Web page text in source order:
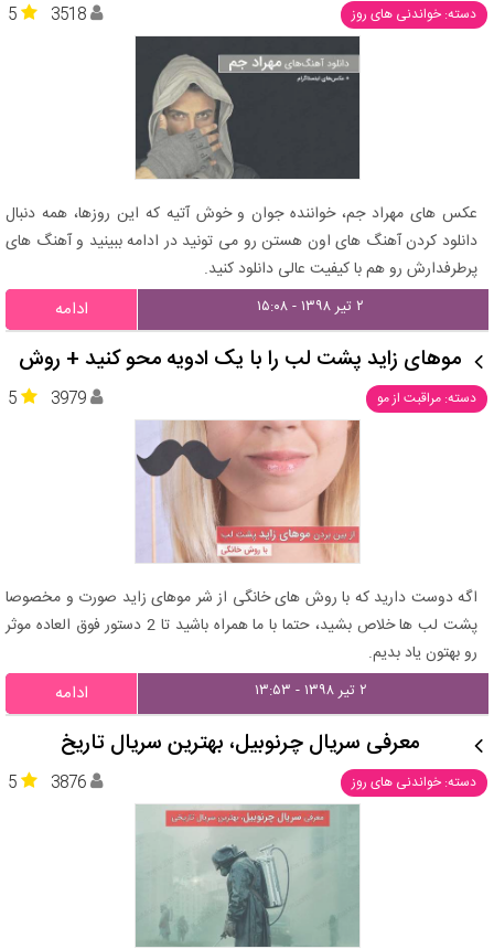
دسته: خواندنی های روز 5 3518
عکس های مهراد جم، خواننده جوان و خوش آتیه که این روزها، همه دنبال
دانلود کردن آهنگ های اون هستن رو می تونید در ادامه ببینید و آهنگ های
پرطرفدارش رو هم با کیفیت عالی دانلود کنید.
۲ تیر ۱۳۹۸ - ۱۵:۰۸ ادامه
موهای زاید پشت لب را با یک ادویه محو کنید + روش
دسته: مراقبت از مو 5 3979
اگه دوست دارید که با روش های خانگی از شر موهای زاید صورت و مخصوصا
پشت لب ها خلاص بشید، حتما با ما همراه باشید تا 2 دستور فوق العاده موثر
رو بهتون یاد بدیم.
۲ تیر ۱۳۹۸ - ۱۳:۵۳ ادامه
معرفی سریال چرنوبیل، بهترین سریال تاریخ
دسته: خواندنی های روز 5 3876